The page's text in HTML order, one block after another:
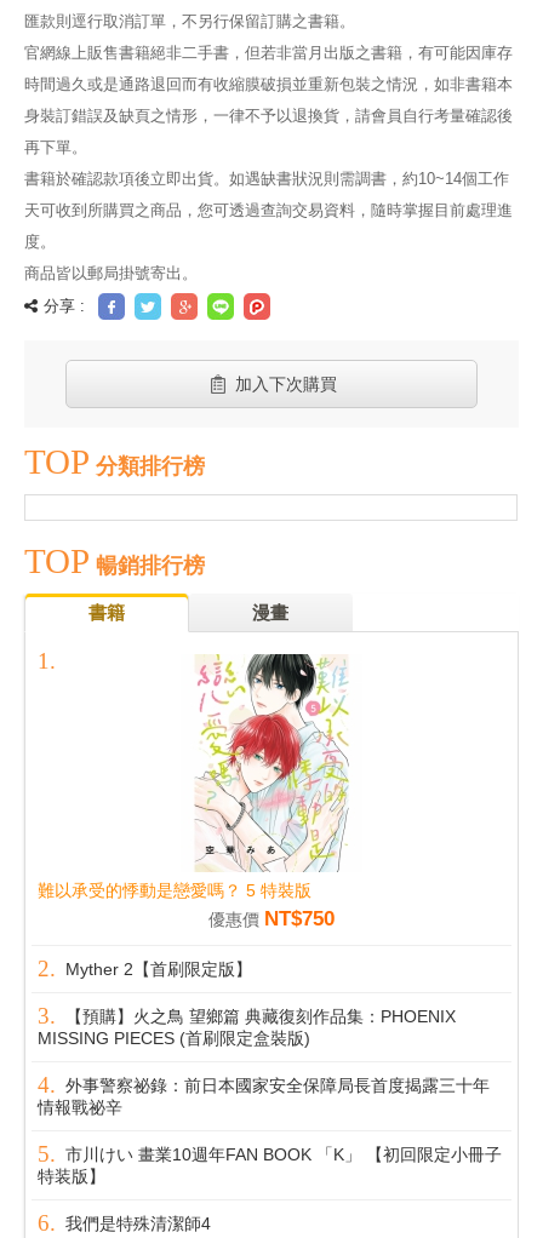
匯款則逕行取消訂單，不另行保留訂購之書籍。
官網線上販售書籍絕非二手書，但若非當月出版之書籍，有可能因庫存
時間過久或是通路退回而有收縮膜破損並重新包裝之情況，如非書籍本
身裝訂錯誤及缺頁之情形，一律不予以退換貨，請會員自行考量確認後
再下單。
書籍於確認款項後立即出貨。如遇缺書狀況則需調書，約10~14個工作
天可收到所購買之商品，您可透過查詢交易資料，隨時掌握目前處理進
度。
商品皆以郵局掛號寄出。
分享 :
加入下次購買
TOP 分類排行榜
TOP 暢銷排行榜
書籍 漫畫
難以承受的悸動是戀愛嗎？ 5 特裝版
優惠價 NT$750
Myther 2【首刷限定版】
【預購】火之鳥 望鄉篇 典藏復刻作品集：PHOENIX
MISSING PIECES (首刷限定盒裝版)
外事警察祕錄：前日本國家安全保障局長首度揭露三十年
情報戰祕辛
市川けい 畫業10週年FAN BOOK 「K」 【初回限定小冊子
特装版】
我們是特殊清潔師4